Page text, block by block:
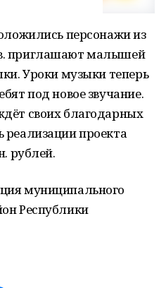
персонажи из
приглашают малышей
Уроки музыки теперь
под новое звучание.
своих благодарных
проекта
рублей.
муниципального
Республики